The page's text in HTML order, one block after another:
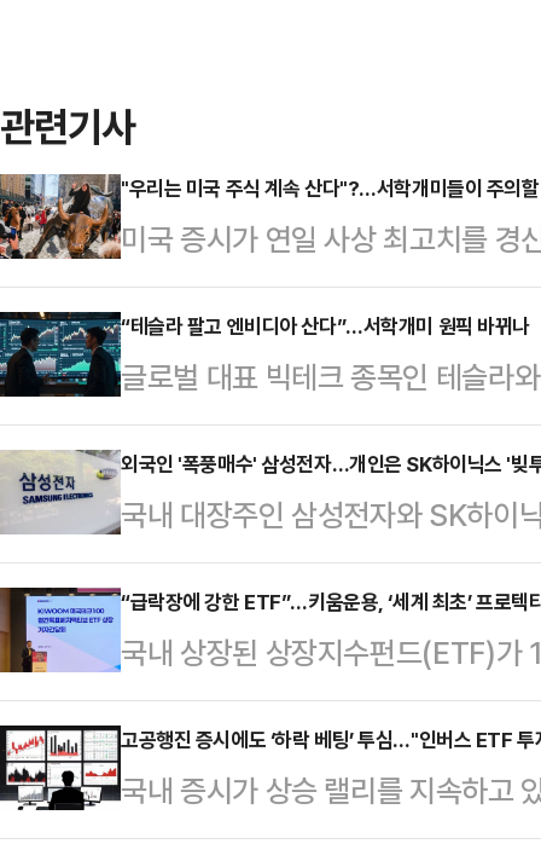
관련기사
"우리는 미국 주식 계속 산다"?…서학개미들이 주의
미국 증시가 연일 사상 최고치를 경
고 있다. 전문가들은 인공지능(AI)
계속될 수 있지만 관세 불확실성과
다고 조언하고 있다.21일 한국예
에 따르면, 미국 주식 보관액은 지
달러(약 186조원)로 파악됐다.지난
것으로 확인된 데다 인공지능(AI)
미…
“테슬라 팔고 엔비디아 산다”…서학개미 원픽 바뀌나
글로벌 대표 빅테크 종목인 테슬라
을 보이고 있다. 국내 투자자들의
는 것과 달리 엔비디아는 뚜렷한 상
에 변화가 생길지 주목된다.18일
(SEIBro)에 따르면 이달 15일 기준
미국 종목은 테슬라(205억7266만
(146억401만 달러)가 이름을 올렸
의 테슬라, 엔…
외국인 '폭풍매수' 삼성전자…개인은 SK하이닉스 '빚
국내 대장주인 삼성전자와 SK하이
인은 삼성전자를 대거 순매수하며
서 투자한다는 ‘빚투’까지 감수하
국거래소에 따르면 외국인 투자자
원어치 순매수했다. 지난달 외국인
를 이미 넘어섰다.이에 따라 외국
지난 4월 24일(50.00%) 이후 3개
대법원 판결…
“급락장에 강한 ETF”…키움운용, ‘세계 최초’ 프로텍
국내 상장된 상장지수펀드(ETF)가
운용이 새로운 투자 패러다임을 제
익을 쫓는 ‘프로텍티브 풋(방어적
인 것이다.김기현 키움투자자산운
에서 열린 ‘KIWOON 미국테크100
고공행진 증시에도 ‘하락 베팅’ 투심…"인버스 ETF
국내 증시가 상승 랠리를 지속하고
(역방향) 상장지수펀드(ETF)에 투